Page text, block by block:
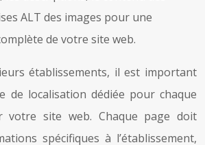
ALT des images pour une
de votre site web.
établissements, il est important
de localisation dédiée pour chaque
votre site web. Chaque page doit
spécifiques à l’établissement,